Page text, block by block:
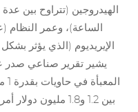
الهيدروجين (تتراوح بين
الإيريديوم (الذي يؤثر
بين 1.2 و1.8 مليون دولار أمريكي تقريبًا، وتمثل